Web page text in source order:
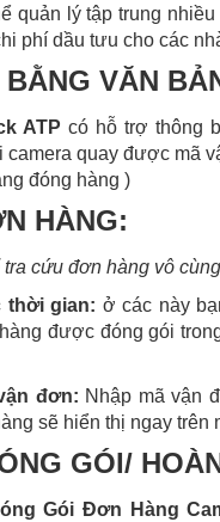
quản lý tập trung
phí dầu tưu cho các
VĂN
ATP có hỗ trợ thông
camera quay được mã
đóng hàng )
HÀNG:
cứu đơn hàng vô
thời gian: ở các này
được đóng gói
đơn: Nhập mã vận
sẽ hiển thị ngay trên
GÓI/
Gói Đơn Hàng